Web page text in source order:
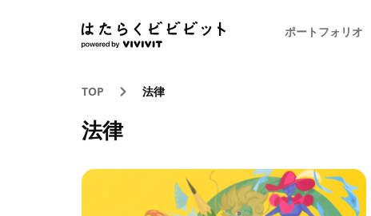
ポートフォリオ
TOP 法律
法律